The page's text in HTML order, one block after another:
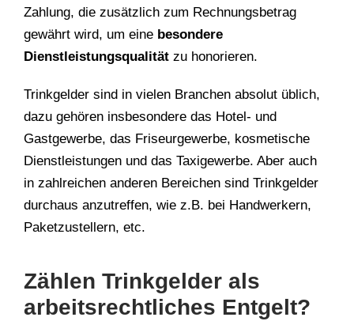
Zahlung, die zusätzlich zum Rechnungsbetrag
gewährt wird, um eine besondere
Dienstleistungsqualität zu honorieren.
Trinkgelder sind in vielen Branchen absolut üblich,
dazu gehören insbesondere das Hotel- und
Gastgewerbe, das Friseurgewerbe, kosmetische
Dienstleistungen und das Taxigewerbe. Aber auch
in zahlreichen anderen Bereichen sind Trinkgelder
durchaus anzutreffen, wie z.B. bei Handwerkern,
Paketzustellern, etc.
Zählen Trinkgelder als
arbeitsrechtliches Entgelt?